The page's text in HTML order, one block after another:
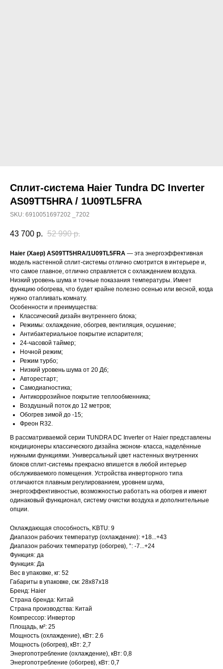
Сплит-система Haier Tundra DC Inverter
AS09TT5HRA / 1U09TL5FRA
SKU: 6910051697202 _7202
43 700 р. 52 990 р.
Haier (Хаер) AS09TT5HRA/1U09TL5FRA — эта энергоэффективная
модель настенной сплит-системы отлично смотрится в интерьере и,
что самое главное, отлично справляется с охлаждением воздуха.
Низкий уровень шума и точные показания температуры. Имеет
функцию обогрева, что будет крайне полезно осенью или весной, когда
нужно отапливать комнату.
Особенности и преимущества:
Классический дизайн внутреннего блока;
Режимы: охлаждение, обогрев, вентиляция, осушение;
Антибактериальное покрытие испарителя;
24-часовой таймер;
Ночной режим;
Режим турбо;
Низкий уровень шума от 20 Дб;
Авторестарт;
Самодиагностика;
Антикоррозийное покрытие теплообменника;
Воздушный поток до 12 метров;
Обогрев зимой до -15;
Фреон R32.
В рассматриваемой серии TUNDRA DC Inverter от Haier представлены
кондиционеры классического дизайна эконом- класса, наделённые
нужными функциями. Универсальный цвет настенных внутренних
блоков сплит-системы прекрасно впишется в любой интерьер
обслуживаемого помещения. Устройства инверторного типа
отличаются плавным регулированием, уровнем шума,
энергоэффективностью, возможностью работать на обогрев и имеют
одинаковый функционал, систему очистки воздуха и дополнительные
опции.
Охлаждающая способность, KBTU: 9
Диапазон рабочих температур (охлаждение): +18...+43
Диапазон рабочих температур (обогрев), °: -7...+24
Функция: да
Функция: Да
Вес в упаковке, кг: 52
Габариты в упаковке, см: 28х87х18
Бренд: Haier
Страна бренда: Китай
Страна производства: Китай
Компрессор: Инвертор
Площадь, м²: 25
Мощность (охлаждение), кВт: 2.6
Мощность (обогрев), кВт: 2,7
Энергопотребление (охлаждение), кВт: 0,8
Энергопотребление (обогрев), кВт: 0,7